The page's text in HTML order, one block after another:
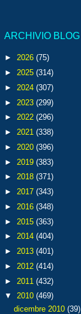
ARCHIVIO BLOG
► 2026 (75)
► 2025 (314)
► 2024 (307)
► 2023 (299)
► 2022 (296)
► 2021 (338)
► 2020 (396)
► 2019 (383)
► 2018 (371)
► 2017 (343)
► 2016 (348)
► 2015 (363)
► 2014 (404)
► 2013 (401)
► 2012 (414)
► 2011 (432)
▼ 2010 (469)
dicembre 2010 (39)